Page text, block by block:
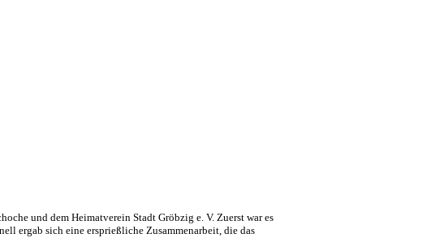
und dem Heimatverein Stadt Gröbzig e. V. Zuerst war es
ergab sich eine ersprießliche Zusammenarbeit, die das